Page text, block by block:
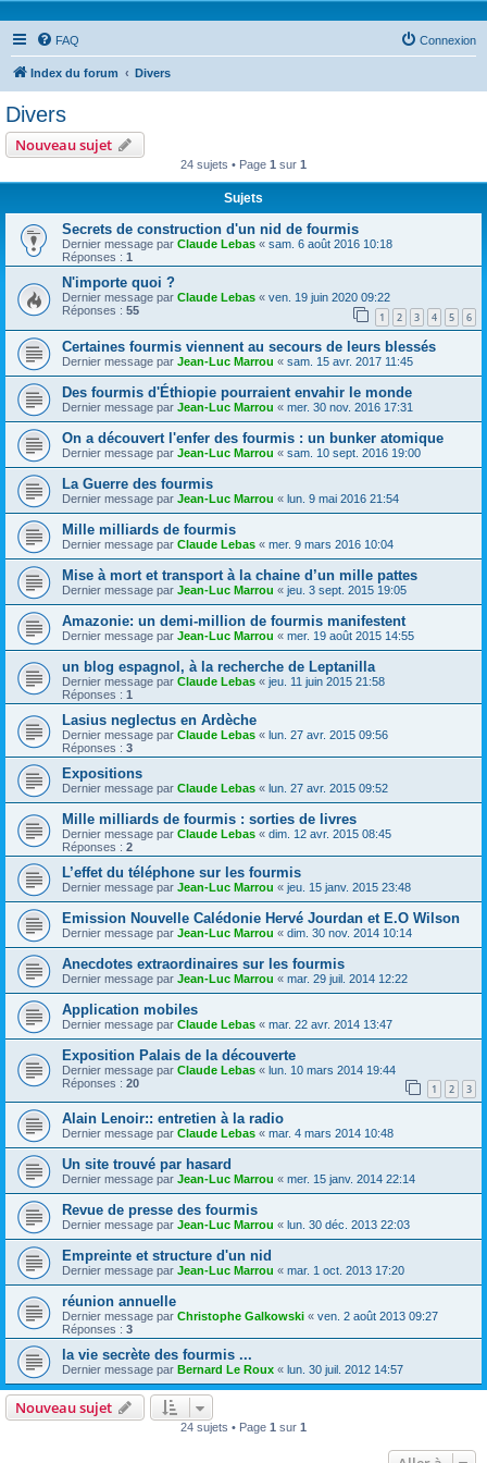
FAQ Connexion
Index du forum Divers
Divers
Nouveau sujet
24 sujets • Page 1 sur 1
Sujets
Secrets de construction d'un nid de fourmis
Dernier message par Claude Lebas « sam. 6 août 2016 10:18
Réponses : 1
N'importe quoi ?
Dernier message par Claude Lebas « ven. 19 juin 2020 09:22
Réponses : 55 1 2 3 4 5 6
Certaines fourmis viennent au secours de leurs blessés
Dernier message par Jean-Luc Marrou « sam. 15 avr. 2017 11:45
Des fourmis d'Éthiopie pourraient envahir le monde
Dernier message par Jean-Luc Marrou « mer. 30 nov. 2016 17:31
On a découvert l'enfer des fourmis : un bunker atomique
Dernier message par Jean-Luc Marrou « sam. 10 sept. 2016 19:00
La Guerre des fourmis
Dernier message par Jean-Luc Marrou « lun. 9 mai 2016 21:54
Mille milliards de fourmis
Dernier message par Claude Lebas « mer. 9 mars 2016 10:04
Mise à mort et transport à la chaine d’un mille pattes
Dernier message par Jean-Luc Marrou « jeu. 3 sept. 2015 19:05
Amazonie: un demi-million de fourmis manifestent
Dernier message par Jean-Luc Marrou « mer. 19 août 2015 14:55
un blog espagnol, à la recherche de Leptanilla
Dernier message par Claude Lebas « jeu. 11 juin 2015 21:58
Réponses : 1
Lasius neglectus en Ardèche
Dernier message par Claude Lebas « lun. 27 avr. 2015 09:56
Réponses : 3
Expositions
Dernier message par Claude Lebas « lun. 27 avr. 2015 09:52
Mille milliards de fourmis : sorties de livres
Dernier message par Claude Lebas « dim. 12 avr. 2015 08:45
Réponses : 2
L’effet du téléphone sur les fourmis
Dernier message par Jean-Luc Marrou « jeu. 15 janv. 2015 23:48
Emission Nouvelle Calédonie Hervé Jourdan et E.O Wilson
Dernier message par Jean-Luc Marrou « dim. 30 nov. 2014 10:14
Anecdotes extraordinaires sur les fourmis
Dernier message par Jean-Luc Marrou « mar. 29 juil. 2014 12:22
Application mobiles
Dernier message par Claude Lebas « mar. 22 avr. 2014 13:47
Exposition Palais de la découverte
Dernier message par Claude Lebas « lun. 10 mars 2014 19:44
Réponses : 20 1 2 3
Alain Lenoir:: entretien à la radio
Dernier message par Claude Lebas « mar. 4 mars 2014 10:48
Un site trouvé par hasard
Dernier message par Jean-Luc Marrou « mer. 15 janv. 2014 22:14
Revue de presse des fourmis
Dernier message par Jean-Luc Marrou « lun. 30 déc. 2013 22:03
Empreinte et structure d'un nid
Dernier message par Jean-Luc Marrou « mar. 1 oct. 2013 17:20
réunion annuelle
Dernier message par Christophe Galkowski « ven. 2 août 2013 09:27
Réponses : 3
la vie secrète des fourmis ...
Dernier message par Bernard Le Roux « lun. 30 juil. 2012 14:57
Nouveau sujet
24 sujets • Page 1 sur 1